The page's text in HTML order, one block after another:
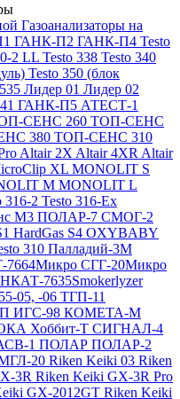
Газоанализаторы на
ГАНК-П2 ГАНК-П4 Testo
2 LL Testo 338 Testo 340
Testo 350 (блок
Лидер 01 Лидер 02
ГАНК-П5 АТЕСТ-1
СЕНС 260 ТОП-СЕНС
380 ТОП-СЕНС 310
Altair 2X Altair 4XR Altair
XL MONOLIT S
M MONOLIT L
316-2 Testo 316-Ex
М3 ПОЛАР-7 СМОГ-2
HardGas S4 OXYBABY
310 Палладий-3М
СГГ-20Микро
7635Smokerlyzer
05, -06 ТГП-11
ИГС-98 КОМЕТА-М
Хоббит-Т СИГНАЛ-4
1 ПОЛАР ПОЛАР-2
20 Riken Keiki 03 Riken
3R Riken Keiki GX-3R Pro
GX-2012GT Riken Keiki